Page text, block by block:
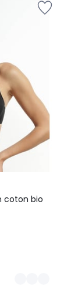
coton bio